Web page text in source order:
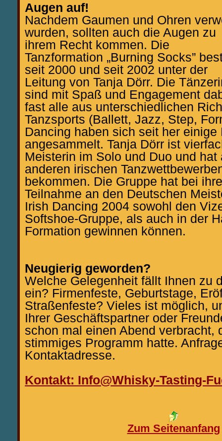
Augen auf!
Nachdem Gaumen und Ohren
wurden, sollten auch die Augen zu
ihrem Recht kommen. Die
Tanzformation „Burning Socks”
seit 2000 und seit 2002 unter der
Leitung von Tanja Dörr. Die
sind mit Spaß und Engagement
fast alle aus unterschiedlichen
Tanzsports (Ballett, Jazz, Step,
Dancing haben sich seit her einige
angesammelt. Tanja Dörr ist
Meisterin im Solo und Duo und
anderen irischen
bekommen. Die Gruppe hat bei
Teilnahme an den Deutschen
Irish Dancing 2004 sowohl den
Softshoe-Gruppe, als auch in der
Formation gewinnen können.
Neugierig geworden?
Welche Gelegenheit fällt Ihnen zu
ein? Firmenfeste, Geburtstage,
Straßenfeste? Vieles ist möglich,
Ihrer Geschäftspartner oder
schon mal einen Abend verbracht,
stimmiges Programm hatte.
Kontaktadresse.
Kontakt: Info@Whisky-Tasting-
Zum Seitenanfang